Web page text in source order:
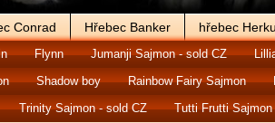
Conrad Hřebec Banker hřebec
Flynn Jumanji Sajmon - sold CZ
Shadow boy Rainbow Fairy Sajmon
Trinity Sajmon - sold CZ Tutti Frutti Sajmon